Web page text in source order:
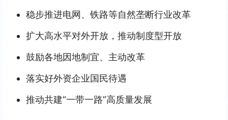
稳步推进电网、铁路等自然垄断行业改革
扩大高水平对外开放，推动制度型开放
鼓励各地因地制宜、主动改革
落实好外资企业国民待遇
推动共建“一带一路”高质量发展